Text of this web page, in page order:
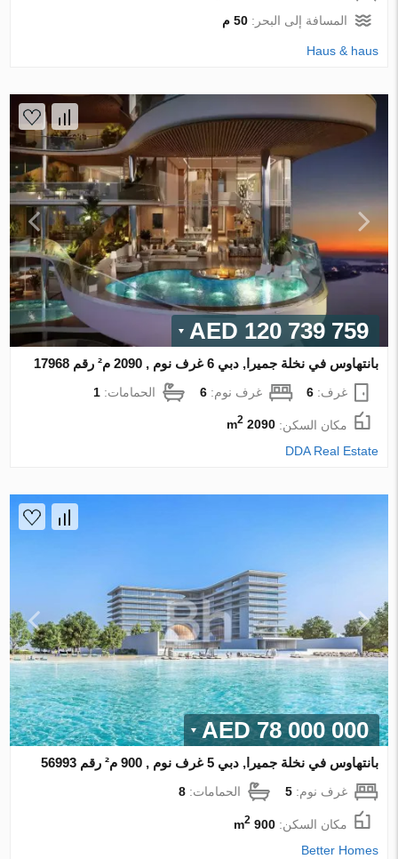
المسافة إلى البحر:50 م
Haus & haus
120 739 759 AED
بانتهاوس في نخلة جميرا, دبي 6 غرف نوم , 2090 م² رقم 17968
غرف:6 غرف نوم:6 الحمامات:1
مكان السكن:2090 m
2
DDA Real Estate
78 000 000 AED
بانتهاوس في نخلة جميرا, دبي 5 غرف نوم , 900 م² رقم 56993
غرف نوم:5 الحمامات:8
مكان السكن:900 m
2
Better Homes